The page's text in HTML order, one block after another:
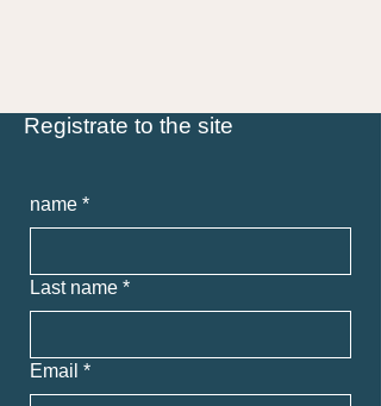
Registrate to the site
name *
Last name *
Email *